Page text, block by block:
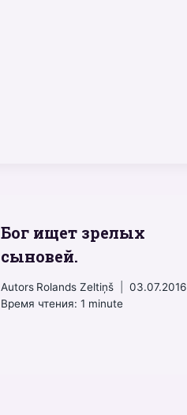
Бог ищет зрелых
сыновей.
Autors Rolands Zeltiņš
03.07.2016
Время чтения: 1 minute